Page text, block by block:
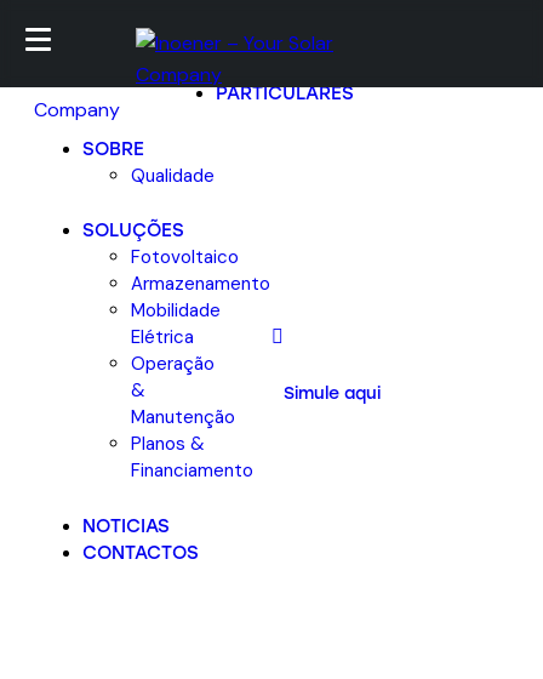
EMPRESAS
PARTICULARES
SOBRE
Qualidade
SOLUÇÕES
Fotovoltaico
Armazenamento
Mobilidade
Elétrica
Operação
&
Manutenção
Planos &
Financiamento
NOTICIAS
CONTACTOS
Simule aqui